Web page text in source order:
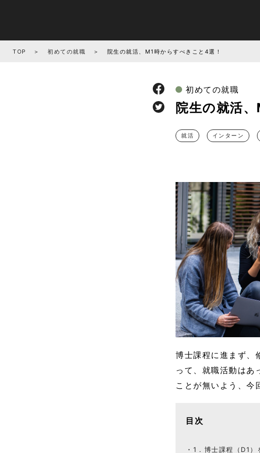
TOP 初めての就職 院生の就活、M1時からすべきこと4選！
初めての就職
院生の就活
就活 インターン
博士課程に進まず、
って、就職活動はあ
ことが無いよう、今
目次
1．博士課程（D1）